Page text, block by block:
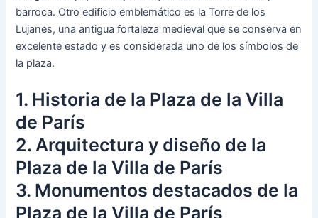
barroca. Otro edificio emblemático es la Torre de los
Lujanes, una antigua fortaleza medieval que se conserva en
excelente estado y es considerada uno de los símbolos de
la plaza.
1. Historia de la Plaza de la Villa
de París
2. Arquitectura y diseño de la
Plaza de la Villa de París
3. Monumentos destacados de la
Plaza de la Villa de París